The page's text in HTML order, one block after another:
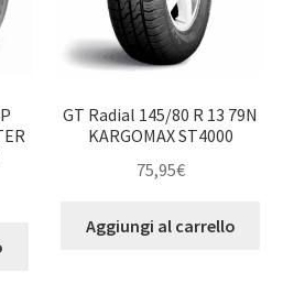
GT Radial 145/80 R 13 79N
KARGOMAX ST4000
75,95€
Aggiungi al carrello